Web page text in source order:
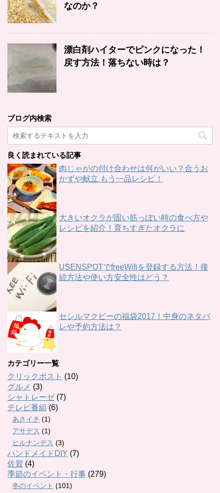
なのか？
漂白剤ハイターでピンクになった！
戻す方法！落ちない時は？
ブログ内検索
良く読まれている記事
肉じゃがの付け合わせは何がいい？合うお
かずや献立 もう一品レシピ！
大きいオクラが固い筋っぽい時の食べ方や
レシピを紹介！育ちすぎたオクラに
USENSPOTでfreeWifiを登録する方法！接
続方法や使い方安全性はどう？
セシルマクビーの福袋2017！中身のネタバ
レや予約方法は？
カテゴリー一覧
クリックポスト (10)
グルメ (3)
シャトレーゼ(7)
テレビ番組 (6)
あさイチ (1)
アサデス (1)
ヒルナンデス (3)
ハンドメイドDIY (7)
佐賀 (4)
季節のイベント・行事 (279)
冬のイベント (101)